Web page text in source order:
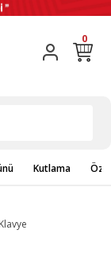
0
Kutlama
Klavye